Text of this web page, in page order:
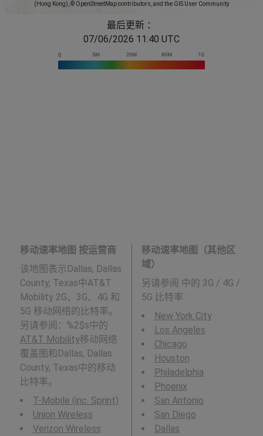
(Hong Kong), © OpenStreetMap contributors, and the GIS User Community
最后更新 ：
07/06/2026 11:40 UTC
移动速率地图 按运营商
该地图表示Dallas, Dallas
County, Texas中AT&T
Mobility 2G、3G、4G 和
5G 移动网络的比特率。
另请参阅：%2$s中的
AT&T Mobility移动网络
覆盖图和Dallas, Dallas
County, Texas中的移动
比特率。
T-Mobile (inc. Sprint)
Union Wireless
Verizon Wireless
移动速率地图（其他区
域）
另请参阅 中的 3G / 4G /
5G 比特率 :
New York City
Los Angeles
Chicago
Houston
Philadelphia
Phoenix
San Antonio
San Diego
Dallas